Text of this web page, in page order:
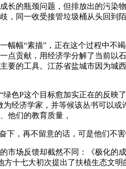
的瓶颈问题，但排放出的污染
，同一收受接管垃圾桶从头回
幅“素描”，正在这个过程中不
点贡献，用经济学分解了当前以
要的工具。江苏省盐城市因为
P这个目标愈加实正在的反映
经济学家，并等候该丛书可以
他们的教育质量，
，再不留意的话，可是他们不害
场反馈却截然不同：《极化的
十七大初次提出了扶植生态文